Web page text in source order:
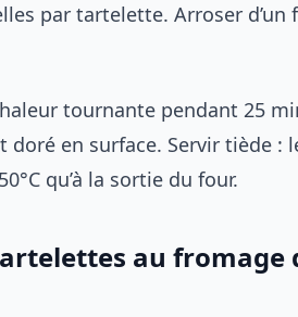
par tartelette. Arroser
tournante pendant 25
en surface. Servir tiède :
qu’à la sortie du four.
au fromage